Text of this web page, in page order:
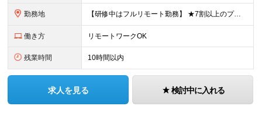
勤務地 【研修中はフルリモート勤務】 ★7割以上のプロジェクトでリモートワークを導入 ★一都三県のプロジェクト先 ★転居を伴う転勤なし ＜プロジェクト先＞ 東京・神奈川・千葉・埼玉でのプロジェクト先にて勤務
働き方 リモートワークOK
残業時間 10時間以内
求人を見る 検討中に入れる